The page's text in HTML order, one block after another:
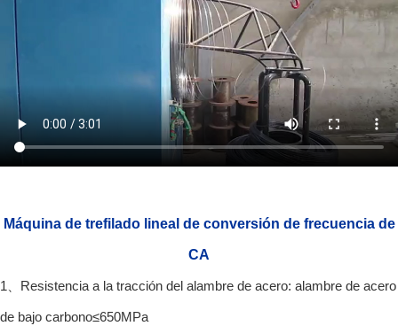
Máquina de trefilado lineal de conversión de frecuencia de
CA
1、Resistencia a la tracción del alambre de acero: alambre de acero
de bajo carbono≤650MPa